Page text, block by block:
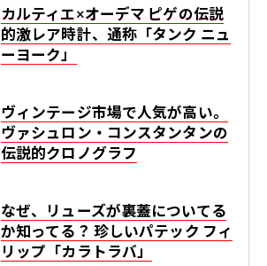
カルティエ×オーデマ ピゲの伝説
的激レア時計、通称「タンク ニュ
ーヨーク」
ヴィンテージ市場で人気が高い。
ヴァシュロン・コンスタンタンの
伝説的クロノグラフ
なぜ、リューズが裏蓋についてる
か知ってる？ 珍しいパテック フィ
リップ「カラトラバ」